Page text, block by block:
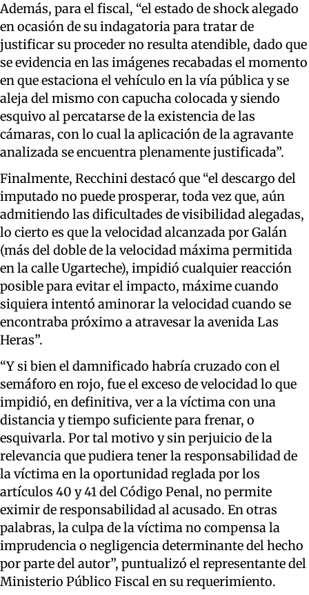
Además, para el fiscal, “el estado de shock alegado
en ocasión de su indagatoria para tratar de
justificar su proceder no resulta atendible, dado que
se evidencia en las imágenes recabadas el momento
en que estaciona el vehículo en la vía pública y se
aleja del mismo con capucha colocada y siendo
esquivo al percatarse de la existencia de las
cámaras, con lo cual la aplicación de la agravante
analizada se encuentra plenamente justificada”.
Finalmente, Recchini destacó que “el descargo del
imputado no puede prosperar, toda vez que, aún
admitiendo las dificultades de visibilidad alegadas,
lo cierto es que la velocidad alcanzada por Galán
(más del doble de la velocidad máxima permitida
en la calle Ugarteche), impidió cualquier reacción
posible para evitar el impacto, máxime cuando
siquiera intentó aminorar la velocidad cuando se
encontraba próximo a atravesar la avenida Las
Heras”.
“Y si bien el damnificado habría cruzado con el
semáforo en rojo, fue el exceso de velocidad lo que
impidió, en definitiva, ver a la víctima con una
distancia y tiempo suficiente para frenar, o
esquivarla. Por tal motivo y sin perjuicio de la
relevancia que pudiera tener la responsabilidad de
la víctima en la oportunidad reglada por los
artículos 40 y 41 del Código Penal, no permite
eximir de responsabilidad al acusado. En otras
palabras, la culpa de la víctima no compensa la
imprudencia o negligencia determinante del hecho
por parte del autor”, puntualizó el representante del
Ministerio Público Fiscal en su requerimiento.